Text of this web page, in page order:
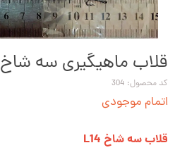
قلاب ماهیگیری سه شاخ L14
کد محصول: 304
اتمام موجودی
قلاب سه شاخ L14